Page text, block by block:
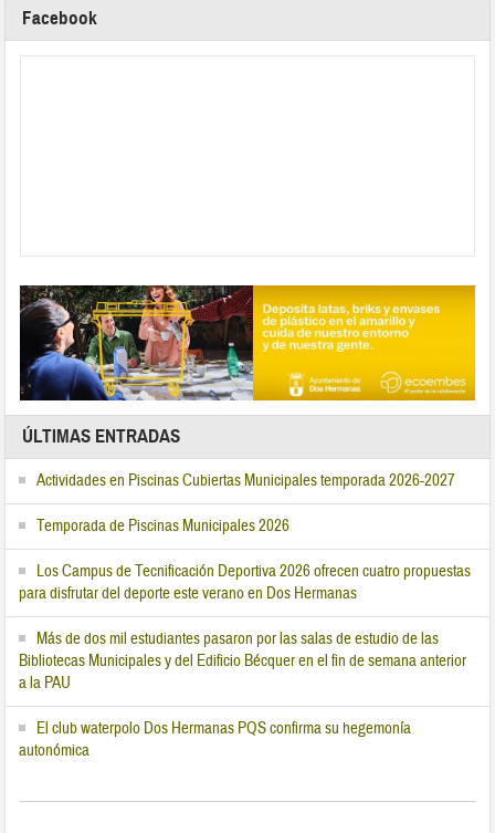
Facebook
ÚLTIMAS ENTRADAS
Actividades en Piscinas Cubiertas Municipales temporada 2026-2027
Temporada de Piscinas Municipales 2026
Los Campus de Tecnificación Deportiva 2026 ofrecen cuatro propuestas
para disfrutar del deporte este verano en Dos Hermanas
Más de dos mil estudiantes pasaron por las salas de estudio de las
Bibliotecas Municipales y del Edificio Bécquer en el fin de semana anterior
a la PAU
El club waterpolo Dos Hermanas PQS confirma su hegemonía
autonómica